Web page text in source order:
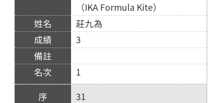
（IKA Formula Kite）
莊九為
3
1
31